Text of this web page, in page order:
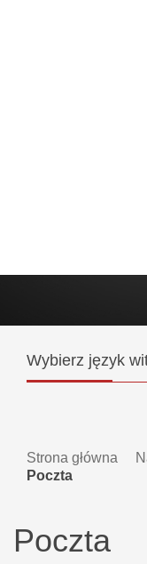
Wybierz język
Strona główna
Poczta
Poczta